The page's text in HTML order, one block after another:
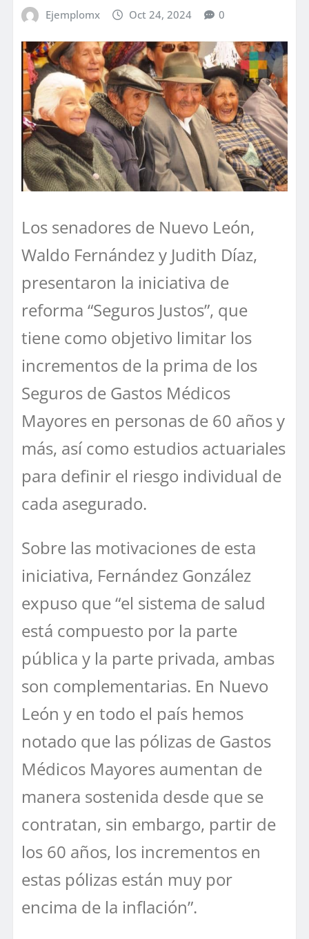
Ejemplomx Oct 24, 2024 0
Los senadores de Nuevo León,
Waldo Fernández y Judith Díaz,
presentaron la iniciativa de
reforma “Seguros Justos”, que
tiene como objetivo limitar los
incrementos de la prima de los
Seguros de Gastos Médicos
Mayores en personas de 60 años y
más, así como estudios actuariales
para definir el riesgo individual de
cada asegurado.
Sobre las motivaciones de esta
iniciativa, Fernández González
expuso que “el sistema de salud
está compuesto por la parte
pública y la parte privada, ambas
son complementarias. En Nuevo
León y en todo el país hemos
notado que las pólizas de Gastos
Médicos Mayores aumentan de
manera sostenida desde que se
contratan, sin embargo, partir de
los 60 años, los incrementos en
estas pólizas están muy por
encima de la inflación”.